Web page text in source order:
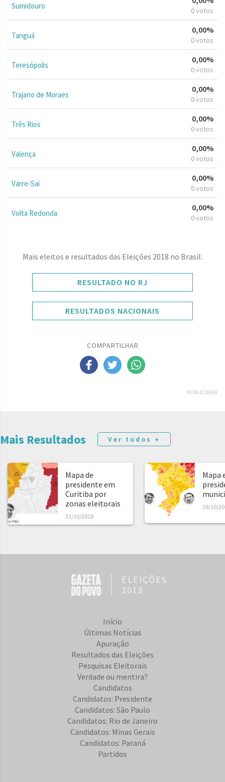
Sumidouro 0 votos
Tanguá
0,00%
0 votos
Teresópolis
0,00%
0 votos
Trajano de Moraes
0,00%
0 votos
Três Rios
0,00%
0 votos
Valença
0,00%
0 votos
Varre-Sai
0,00%
0 votos
Volta Redonda
0,00%
0 votos
Mais eleitos e resultados das Eleições 2018 no Brasil:
RESULTADO NO RJ
RESULTADOS NACIONAIS
COMPARTILHAR
PUBLICIDADE
Mais Resultados Ver todos +
Mapa de
presidente em
Curitiba por
zonas eleitorais
31/10/2018
Mapa
28/10/
ELEIÇÕES
2018
Início
Últimas Notícias
Apuração
Resultados das Eleições
Pesquisas Eleitorais
Verdade ou mentira?
Candidatos
Candidatos: Presidente
Candidatos: São Paulo
Candidatos: Rio de Janeiro
Candidatos: Minas Gerais
Candidatos: Paraná
Partidos